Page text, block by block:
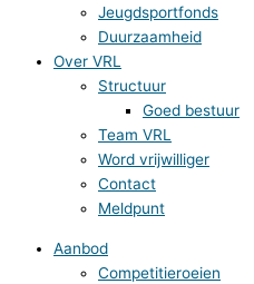
Jeugdsportfonds
Duurzaamheid
Over VRL
Structuur
Goed bestuur
Team VRL
Word vrijwilliger
Contact
Meldpunt
Aanbod
Competitieroeien